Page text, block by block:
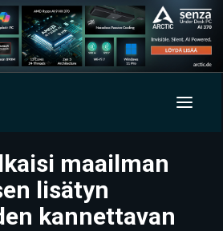
maailman
lisätyn
kannettavan